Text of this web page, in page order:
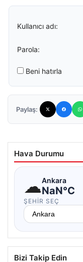
Kullanıcı adı:
Parola:
Beni hatırla
Paylaş:
Hava Durumu
☁Ankara
NaN°C
ŞEHIR SEÇ
Bizi Takip Edin